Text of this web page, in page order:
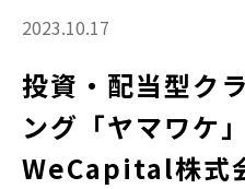
2023.10.17
投資・配当型ク
ング「ヤマワケ
WeCapital株式